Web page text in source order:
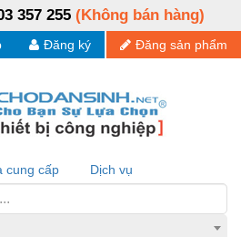
357 255 (Không bán hàng)
Đăng sản phẩm
Đăng ký
cung cấp Dịch vụ